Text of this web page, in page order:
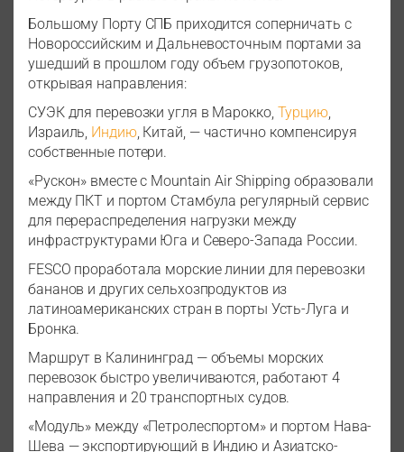
Большому Порту СПБ приходится соперничать с
Новороссийским и Дальневосточным портами за
ушедший в прошлом году объем грузопотоков,
открывая направления:
СУЭК для перевозки угля в Марокко, Турцию,
Израиль, Индию, Китай, — частично компенсируя
собственные потери.
«Рускон» вместе с Mountain Air Shipping образовали
между ПКТ и портом Стамбула регулярный сервис
для перераспределения нагрузки между
инфраструктурами Юга и Северо-Запада России.
FESCO проработала морские линии для перевозки
бананов и других сельхозпродуктов из
латиноамериканских стран в порты Усть-Луга и
Бронка.
Маршрут в Калининград — объемы морских
перевозок быстро увеличиваются, работают 4
направления и 20 транспортных судов.
«Модуль» между «Петролеспортом» и портом Нава-
Шева — экспортирующий в Индию и Азиатско-